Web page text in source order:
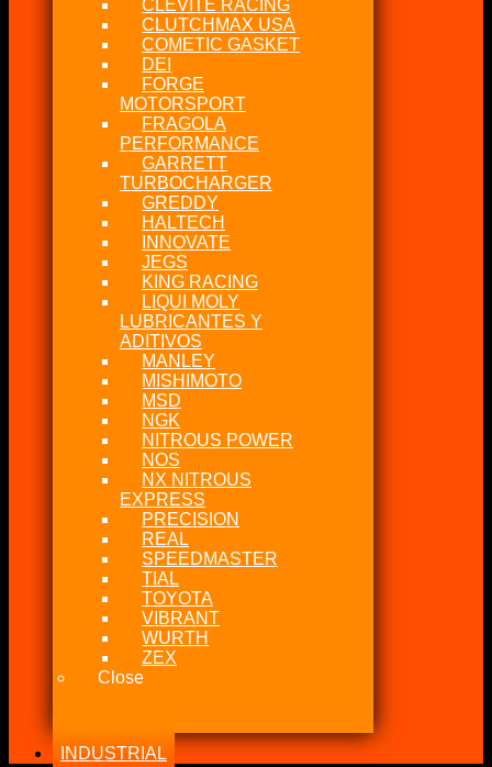
CLEVITE RACING
CLUTCHMAX USA
COMETIC GASKET
DEI
FORGE
MOTORSPORT
FRAGOLA
PERFORMANCE
GARRETT
TURBOCHARGER
GREDDY
HALTECH
INNOVATE
JEGS
KING RACING
LIQUI MOLY
LUBRICANTES Y
ADITIVOS
MANLEY
MISHIMOTO
MSD
NGK
NITROUS POWER
NOS
NX NITROUS
EXPRESS
PRECISION
REAL
SPEEDMASTER
TIAL
TOYOTA
VIBRANT
WURTH
ZEX
Close
INDUSTRIAL